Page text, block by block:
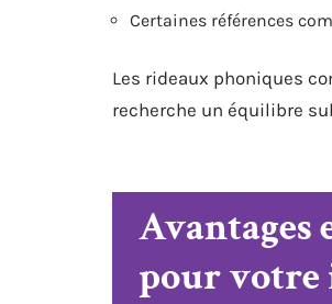
Certaines références
Les rideaux phoniques
recherche un équilibre
Avantages
pour